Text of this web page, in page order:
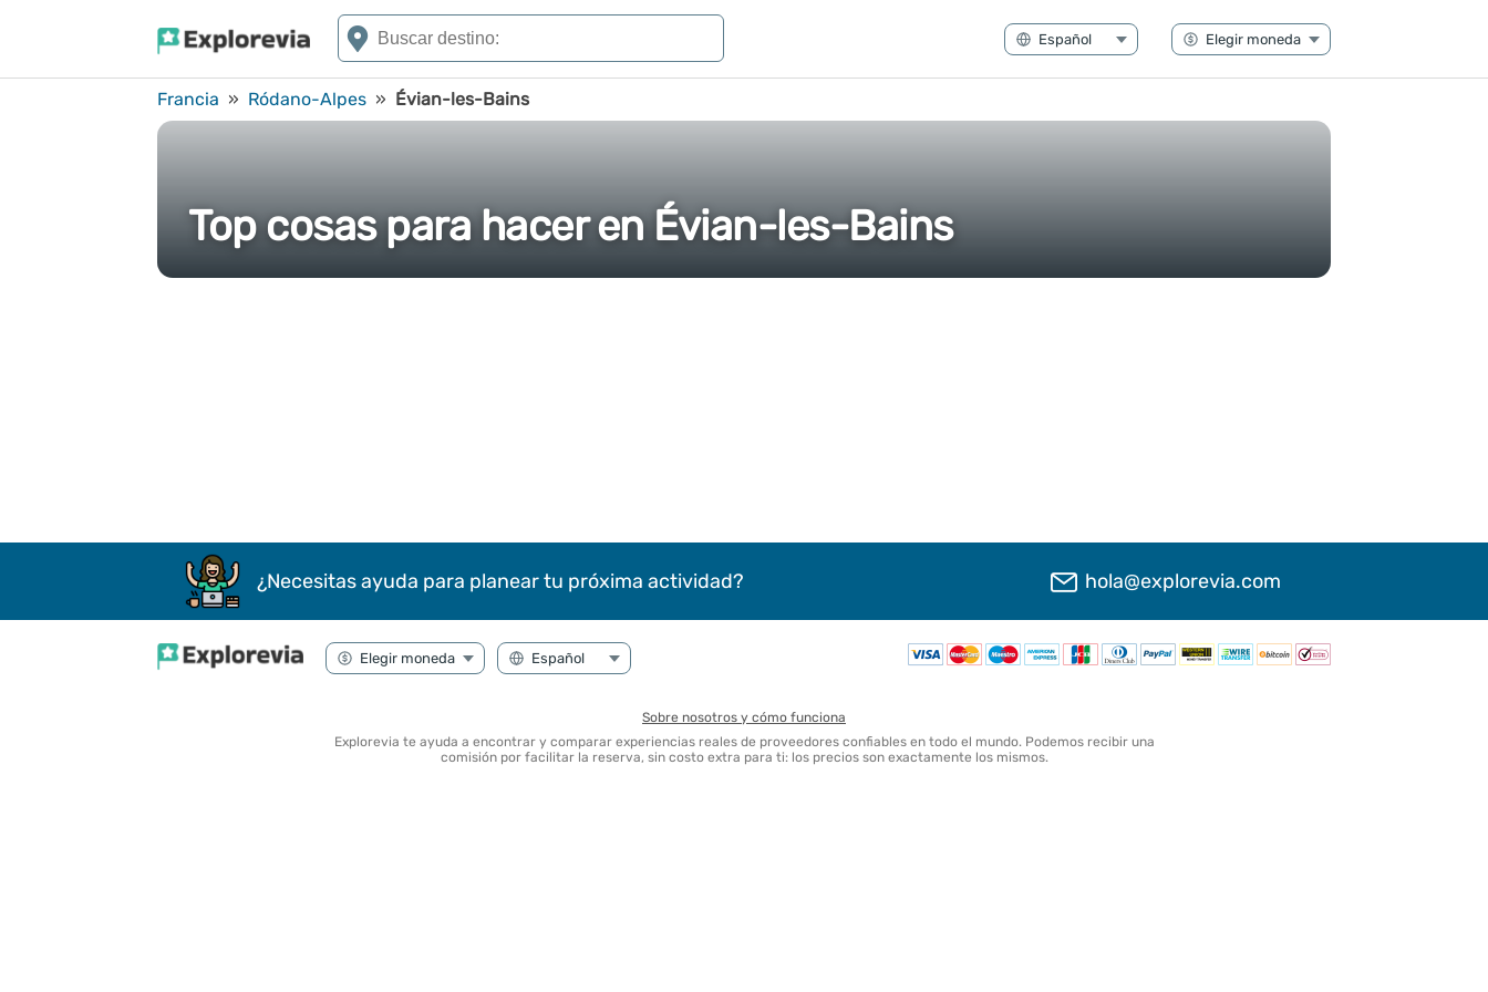
Francia » Ródano-Alpes » Évian-les-Bains
Top cosas para hacer en Évian-les-Bains
¿Necesitas ayuda para planear tu próxima actividad? hola@explorevia.com
Sobre nosotros y cómo funciona
Explorevia te ayuda a encontrar y comparar experiencias reales de proveedores confiables en todo el mundo. Podemos recibir una
comisión por facilitar la reserva, sin costo extra para ti: los precios son exactamente los mismos.